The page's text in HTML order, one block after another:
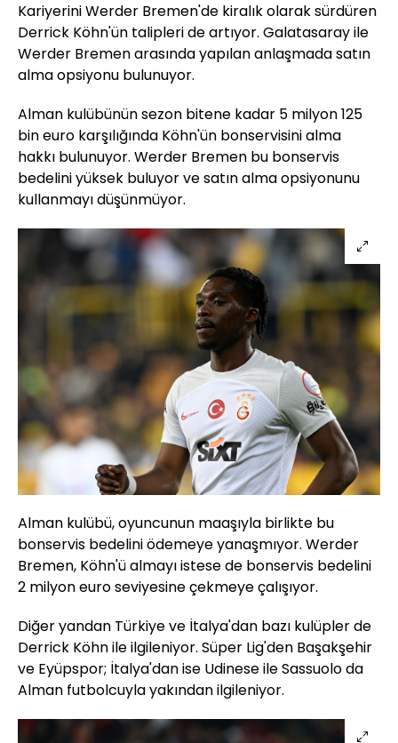
Kariyerini Werder Bremen'de kiralık olarak sürdüren
Derrick Köhn'ün talipleri de artıyor. Galatasaray ile
Werder Bremen arasında yapılan anlaşmada satın
alma opsiyonu bulunuyor.
Alman kulübünün sezon bitene kadar 5 milyon 125
bin euro karşılığında Köhn'ün bonservisini alma
hakkı bulunuyor. Werder Bremen bu bonservis
bedelini yüksek buluyor ve satın alma opsiyonunu
kullanmayı düşünmüyor.
Alman kulübü, oyuncunun maaşıyla birlikte bu
bonservis bedelini ödemeye yanaşmıyor. Werder
Bremen, Köhn'ü almayı istese de bonservis bedelini
2 milyon euro seviyesine çekmeye çalışıyor.
Diğer yandan Türkiye ve İtalya'dan bazı kulüpler de
Derrick Köhn ile ilgileniyor. Süper Lig'den Başakşehir
ve Eyüpspor; İtalya'dan ise Udinese ile Sassuolo da
Alman futbolcuyla yakından ilgileniyor.